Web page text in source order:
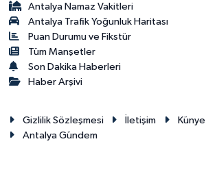
Antalya Namaz Vakitleri
Antalya Trafik Yoğunluk Haritası
Puan Durumu ve Fikstür
Tüm Manşetler
Son Dakika Haberleri
Haber Arşivi
Gizlilik Sözleşmesi İletişim
Künye
Antalya Gündem